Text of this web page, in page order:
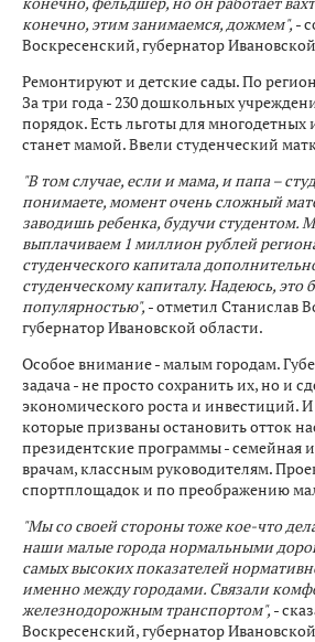
конечно, этим занимаемся, дожмем", -
Воскресенский, губернатор
Ремонтируют и детские сады. По
За три года - 230 дошкольных
порядок. Есть льготы для многодетных
станет мамой. Ввели студенческий
"В том случае, если и мама, и папа –
понимаете, момент очень сложный
заводишь ребенка, будучи студентом.
выплачиваем 1 миллион рублей
студенческого капитала
студенческому капиталу. Надеюсь, это
популярностью", - отметил Станислав
губернатор Ивановской области.
Особое внимание - малым городам.
задача - не просто сохранить их, но и
экономического роста и инвестиций.
которые призваны остановить отток
президентские программы - семейная
врачам, классным руководителям.
спортплощадок и по преображению
"Мы со своей стороны тоже кое-что
наши малые города нормальными
самых высоких показателей
именно между городами. Связали
железнодорожным транспортом", -
Воскресенский, губернатор